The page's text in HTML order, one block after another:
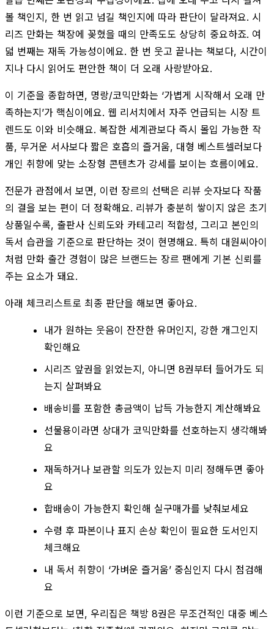
볼 책인지, 한 번 읽고 넘길 책인지에 따라 판단이 달라져요. 시
리즈 만화는 책장에 꽂혔을 때의 만족도도 상당히 중요하죠. 여
덟 번째는 재독 가능성이에요. 한 번 웃고 끝나는 책보다, 시간이
지나 다시 읽어도 편안한 책이 더 오래 사랑받아요.
이 기준을 종합하면, 명랑/코믹만화는 ‘가볍게 시작해서 오래 만
족하는지’가 핵심이에요. 웹 리서치에서 자주 언급되는 시장 트
렌드도 이와 비슷해요. 복잡한 세계관보다 즉시 몰입 가능한 작
품, 무거운 서사보다 짧은 호흡의 즐거움, 대형 베스트셀러보다
개인 취향에 맞는 소장형 콘텐츠가 강세를 보이는 흐름이에요.
전문가 관점에서 보면, 이런 장르의 선택은 리뷰 숫자보다 작품
의 결을 보는 편이 더 정확해요. 리뷰가 충분히 쌓이지 않은 초기
상품일수록, 출판사 신뢰도와 카테고리 적합성, 그리고 본인의
독서 습관을 기준으로 판단하는 것이 현명해요. 특히 대원씨아이
처럼 만화 출간 경험이 많은 브랜드는 장르 팬에게 기본 신뢰를
주는 요소가 돼요.
아래 체크리스트로 최종 판단을 해보면 좋아요.
내가 원하는 웃음이 잔잔한 유머인지, 강한 개그인지
확인해요
시리즈 앞권을 읽었는지, 아니면 8권부터 들어가도 되
는지 살펴봐요
배송비를 포함한 총금액이 납득 가능한지 계산해봐요
선물용이라면 상대가 코믹만화를 선호하는지 생각해봐
요
재독하거나 보관할 의도가 있는지 미리 정해두면 좋아
요
합배송이 가능한지 확인해 실구매가를 낮춰보세요
수령 후 파본이나 표지 손상 확인이 필요한 도서인지
체크해요
내 독서 취향이 ‘가벼운 즐거움’ 중심인지 다시 점검해
요
이런 기준으로 보면, 우리집은 책방 8권은 무조건적인 대중 베스